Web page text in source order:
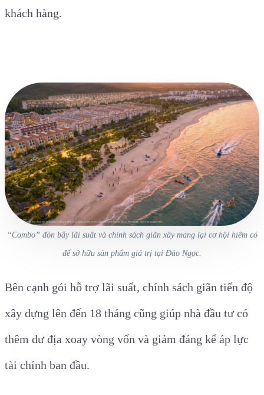
khách hàng.
“Combo” đòn bẩy lãi suất và chính sách giãn xây mang lại cơ hội hiếm có
để sở hữu sản phẩm giá trị tại Đảo Ngọc.
Bên cạnh gói hỗ trợ lãi suất, chính sách giãn tiến độ
xây dựng lên đến 18 tháng cũng giúp nhà đầu tư có
thêm dư địa xoay vòng vốn và giảm đáng kể áp lực
tài chính ban đầu.